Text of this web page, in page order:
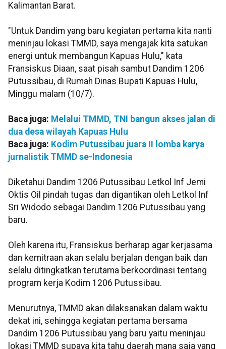
Kalimantan Barat.
"Untuk Dandim yang baru kegiatan pertama kita nanti
meninjau lokasi TMMD, saya mengajak kita satukan
energi untuk membangun Kapuas Hulu," kata
Fransiskus Diaan, saat pisah sambut Dandim 1206
Putussibau, di Rumah Dinas Bupati Kapuas Hulu,
Minggu malam (10/7).
Baca juga: Melalui TMMD, TNI bangun akses jalan di
dua desa wilayah Kapuas Hulu
Baca juga: Kodim Putussibau juara II lomba karya
jurnalistik TMMD se-Indonesia
Diketahui Dandim 1206 Putussibau Letkol Inf Jemi
Oktis Oil pindah tugas dan digantikan oleh Letkol Inf
Sri Widodo sebagai Dandim 1206 Putussibau yang
baru.
Oleh karena itu, Fransiskus berharap agar kerjasama
dan kemitraan akan selalu berjalan dengan baik dan
selalu ditingkatkan terutama berkoordinasi tentang
program kerja Kodim 1206 Putussibau.
Menurutnya, TMMD akan dilaksanakan dalam waktu
dekat ini, sehingga kegiatan pertama bersama
Dandim 1206 Putussibau yang baru yaitu meninjau
lokasi TMMD supaya kita tahu daerah mana saja yang